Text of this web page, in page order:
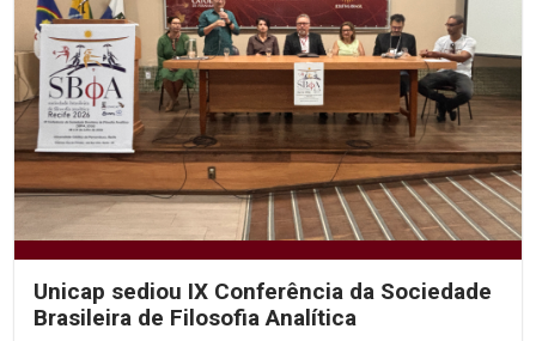
Unicap sediou IX Conferência da Sociedade
Brasileira de Filosofia Analítica